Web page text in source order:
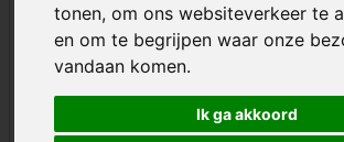
tonen, om ons websiteverkeer te
en om te begrijpen waar onze
vandaan komen.
Ik ga akkoord